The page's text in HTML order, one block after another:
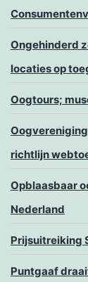
Ongehinderd
locaties op
Oogtours;
richtlijn
Opblaasbaar
Nederland
Prijsuitreiking
Puntgaaf